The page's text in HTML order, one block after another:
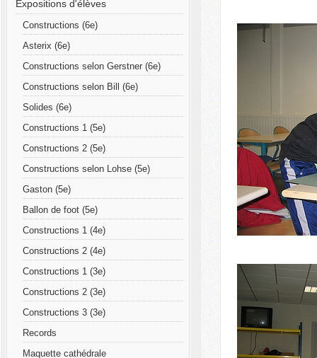
Expositions d'élèves
Constructions (6e)
Asterix (6e)
Constructions selon Gerstner (6e)
Constructions selon Bill (6e)
Solides (6e)
Constructions 1 (5e)
Constructions 2 (5e)
Constructions selon Lohse (5e)
Gaston (5e)
Ballon de foot (5e)
Constructions 1 (4e)
Constructions 2 (4e)
Constructions 1 (3e)
Constructions 2 (3e)
Constructions 3 (3e)
Records
Maquette cathédrale